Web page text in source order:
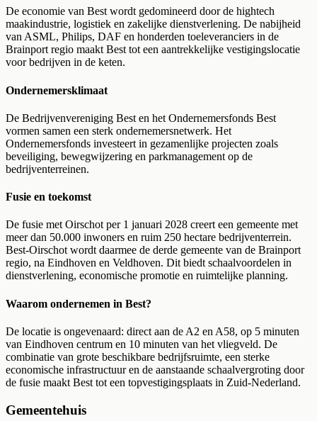
De economie van Best wordt gedomineerd door de hightech
maakindustrie, logistiek en zakelijke dienstverlening. De nabijheid
van ASML, Philips, DAF en honderden toeleveranciers in de
Brainport regio maakt Best tot een aantrekkelijke vestigingslocatie
voor bedrijven in de keten.
Ondernemersklimaat
De Bedrijvenvereniging Best en het Ondernemersfonds Best
vormen samen een sterk ondernemersnetwerk. Het
Ondernemersfonds investeert in gezamenlijke projecten zoals
beveiliging, bewegwijzering en parkmanagement op de
bedrijventerreinen.
Fusie en toekomst
De fusie met Oirschot per 1 januari 2028 creert een gemeente met
meer dan 50.000 inwoners en ruim 250 hectare bedrijventerrein.
Best-Oirschot wordt daarmee de derde gemeente van de Brainport
regio, na Eindhoven en Veldhoven. Dit biedt schaalvoordelen in
dienstverlening, economische promotie en ruimtelijke planning.
Waarom ondernemen in Best?
De locatie is ongevenaard: direct aan de A2 en A58, op 5 minuten
van Eindhoven centrum en 10 minuten van het vliegveld. De
combinatie van grote beschikbare bedrijfsruimte, een sterke
economische infrastructuur en de aanstaande schaalvergroting door
de fusie maakt Best tot een topvestigingsplaats in Zuid-Nederland.
Gemeentehuis